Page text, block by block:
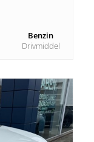
Benzin
Drivmiddel